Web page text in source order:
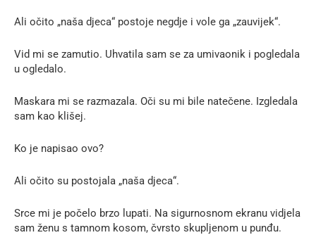
Ali očito „naša djeca“ postoje negdje i vole ga „zauvijek“.
Vid mi se zamutio. Uhvatila sam se za umivaonik i pogledala
u ogledalo.
Maskara mi se razmazala. Oči su mi bile natečene. Izgledala
sam kao klišej.
Ko je napisao ovo?
Ali očito su postojala „naša djeca“.
Srce mi je počelo brzo lupati. Na sigurnosnom ekranu vidjela
sam ženu s tamnom kosom, čvrsto skupljenom u punđu.